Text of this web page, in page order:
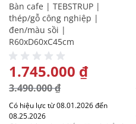
Bàn cafe | TEBSTRUP |
thép/gỗ công nghiệp |
đen/màu sồi |
R60xD60xC45cm
GIÁ ĐẶC BIỆT
1.745.000 ₫
3.490.000 ₫
Có hiệu lực từ 08.01.2026 đến
08.25.2026